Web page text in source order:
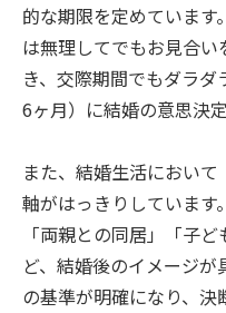
的な期限を定めています
は無理してでもお見合
き、交際期間でもダラ
6ヶ月）に結婚の意思決定
また、結婚生活におい
軸がはっきりしています。
「両親との同居」「子
ど、結婚後のイメージ
の基準が明確になり、決